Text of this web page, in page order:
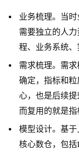
业务梳理。当
需要独立的人
程、业务系统、
需求梳理。需
确定，指标和
心，也是后续提
而复用的就是指
模型设计。基
核心数仓，包